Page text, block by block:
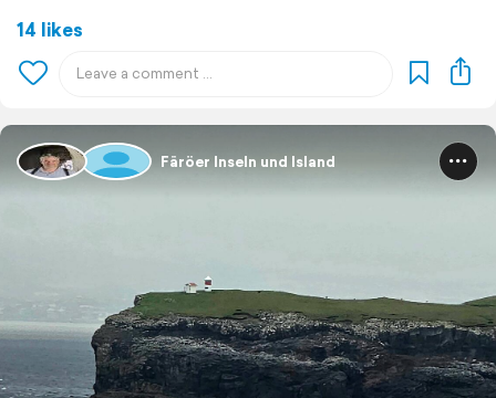
14 likes
Färöer Inseln und Island